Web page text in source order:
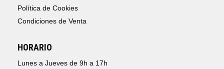
Política de Cookies
Condiciones de Venta
HORARIO
Lunes a Jueves de 9h a 17h